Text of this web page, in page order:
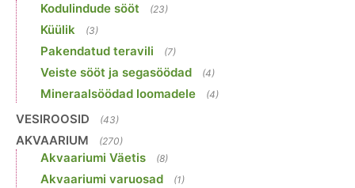
Kodulindude sööt (23)
Küülik (3)
Pakendatud teravili (7)
Veiste sööt ja segasöödad (4)
Mineraalsöödad loomadele (4)
VESIROOSID (43)
AKVAARIUM (270)
Akvaariumi Väetis (8)
Akvaariumi varuosad (1)